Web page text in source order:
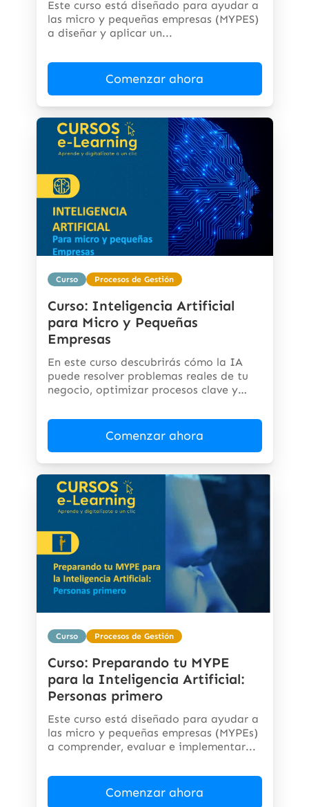
Este curso está diseñado para ayudar a
las micro y pequeñas empresas (MYPES)
a diseñar y aplicar un...
Comenzar ahora
Curso Procesos de Gestión
Curso: Inteligencia Artificial
para Micro y Pequeñas
Empresas
En este curso descubrirás cómo la IA
puede resolver problemas reales de tu
negocio, optimizar procesos clave y
Comenzar ahora
Curso Procesos de Gestión
Curso: Preparando tu MYPE
para la Inteligencia Artificial:
Personas primero
Este curso está diseñado para ayudar a
las micro y pequeñas empresas (MYPEs)
a comprender, evaluar e implementar...
Comenzar ahora